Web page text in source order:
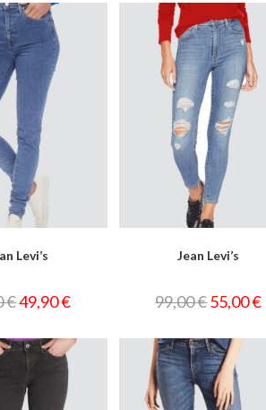
Levi’s
€49,90€
Jean Levi’s
99,00€55,00€